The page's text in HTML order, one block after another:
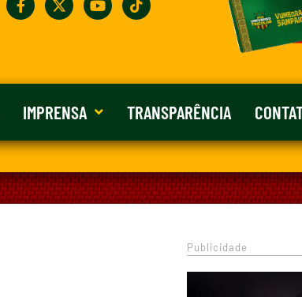
IMPRENSA TRANSPARÊNCIA
Publicidade